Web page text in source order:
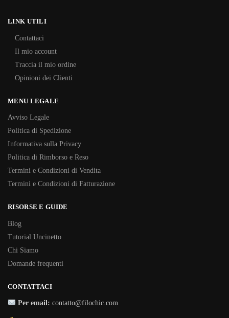
LINK UTILI
Contattaci
Il mio account
Traccia il mio ordine
Opinioni dei Clienti
MENU LEGALE
Avviso Legale
Politica di Spedizione
Informativa sulla Privacy
Politica di Rimborso e Reso
Termini e Condizioni di Vendita
Termini e Condizioni di Fatturazione
RISORSE E GUIDE
Blog
Tutorial Uncinetto
Chi Siamo
Domande frequenti
CONTATTACI
Per email: contatto@filochic.com